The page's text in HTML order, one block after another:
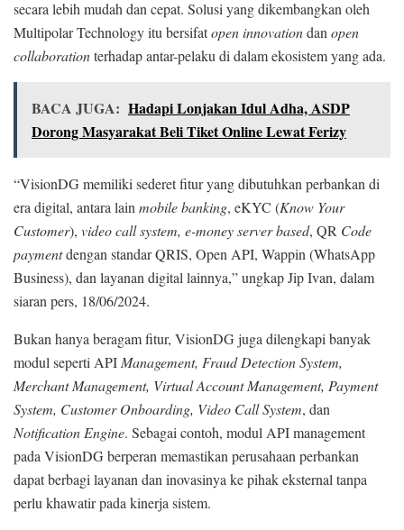
secara lebih mudah dan cepat. Solusi yang dikembangkan oleh
Multipolar Technology itu bersifatopen innovationdan open
collaborationterhadap antar-pelaku di dalam ekosistem yang ada.
BACA JUGA: Hadapi Lonjakan Idul Adha, ASDP
Dorong Masyarakat Beli Tiket Online Lewat Ferizy
“VisionDG memiliki sederet fitur yang dibutuhkan perbankan di
era digital, antara lain mobile banking, eKYC (Know Your
Customer), video call system, e-money server based, QR Code
paymentdengan standar QRIS, Open API, Wappin (WhatsApp
Business), dan layanan digital lainnya,” ungkap Jip Ivan, dalam
siaran pers, 18/06/2024.
Bukan hanya beragam fitur, VisionDG juga dilengkapi banyak
modul seperti API Management, Fraud Detection System,
Merchant Management, Virtual Account Management, Payment
System, Customer Onboarding, Video Call System, dan
Notification Engine. Sebagai contoh, modul API management
pada VisionDG berperan memastikan perusahaan perbankan
dapat berbagi layanan dan inovasinya ke pihak eksternal tanpa
perlu khawatir pada kinerja sistem.